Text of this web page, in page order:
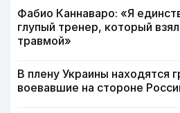
Фабио Каннаваро: «Я
глупый тренер, который
травмой»
В плену Украины находятся
воевавшие на стороне